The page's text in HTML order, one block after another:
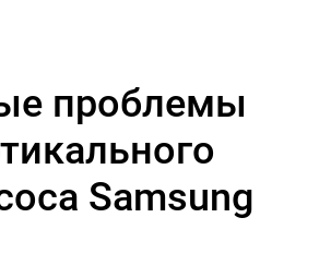
проблемы
Samsung